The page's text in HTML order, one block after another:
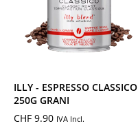
ILLY - ESPRESSO
250G GRANI
CHF 9.90 IVA Incl.